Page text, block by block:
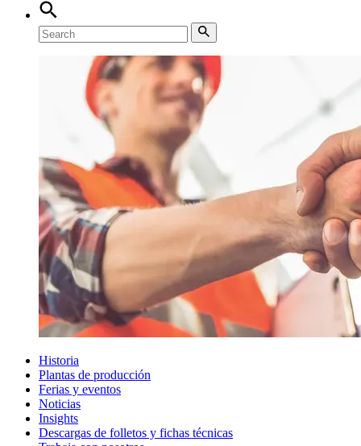
Historia
Plantas de producción
Ferias y eventos
Noticias
Insights
Descargas de folletos y fichas técnicas